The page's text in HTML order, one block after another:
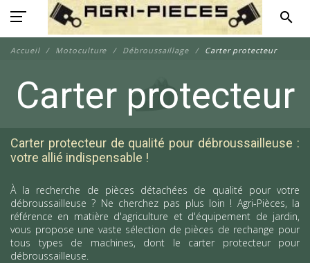
search
Accueil Motoculture Débroussaillage Carter protecteur
Carter protecteur
Carter protecteur de qualité pour débroussailleuse :
votre allié indispensable !
À la recherche de pièces détachées de qualité pour votre
débroussailleuse ? Ne cherchez pas plus loin ! Agri-Pièces, la
référence en matière d'agriculture et d'équipement de jardin,
vous propose une vaste sélection de pièces de rechange pour
tous types de machines, dont le carter protecteur pour
débroussailleuse.